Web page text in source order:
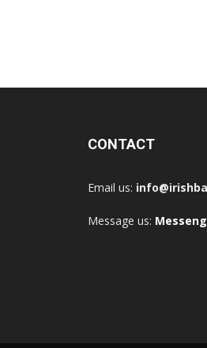
CONTACT
Email us:
Message us: